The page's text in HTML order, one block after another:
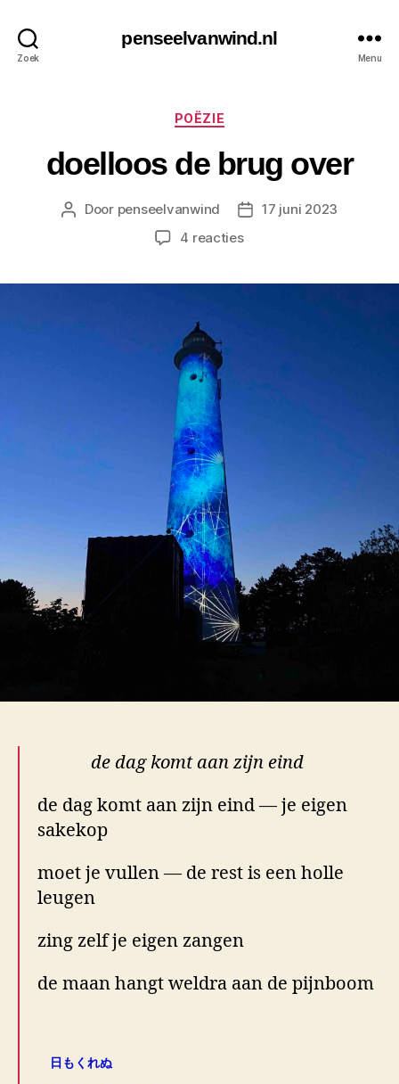
Zoek
penseelvanwind.nl
Menu
Categorieën
POËZIE
doelloos de brug over
Berichtauteur
Door penseelvanwind Berichtdatum
17 juni 2023
4 reactiesop
de dag komt aan zijn eind
de dag komt aan zijn eind — je eigen
sakekop
moet je vullen — de rest is een holle
leugen
zing zelf je eigen zangen
de maan hangt weldra aan de pijnboom
日もくれぬ